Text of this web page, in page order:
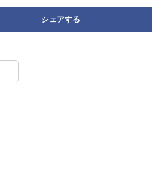
シェアする